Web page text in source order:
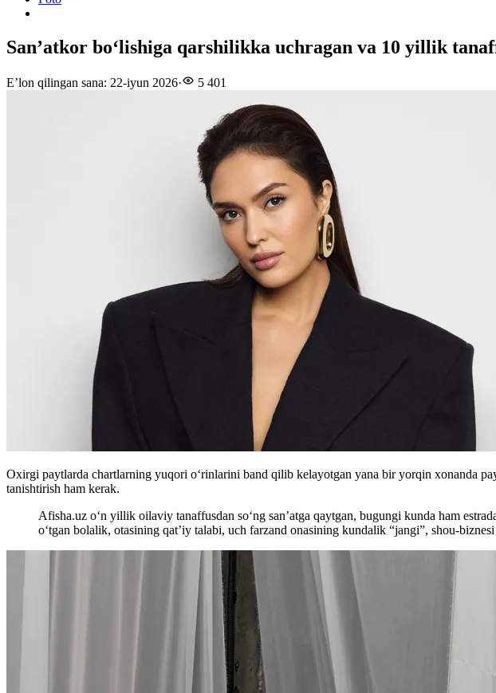
San’atkor bo‘lishiga qarshilikka uchragan va 10 yillik
E’lon qilingan sana: 22-iyun 2026· 5 401
Oxirgi paytlarda chartlarning yuqori o‘rinlarini band qilib kelayotgan yana bir yorqin xonanda
tanishtirish ham kerak.
Afisha.uz o‘n yillik oilaviy tanaffusdan so‘ng san’atga qaytgan, bugungi kunda ham
o‘tgan bolalik, otasining qat’iy talabi, uch farzand onasining kundalik “jangi”, shou-